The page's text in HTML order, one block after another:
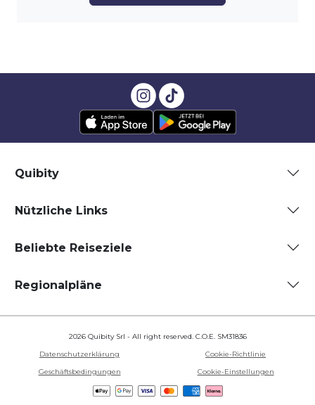
Quibity
Nützliche Links
Beliebte Reiseziele
Regionalpläne
2026 Quibity Srl - All right reserved. C.O.E. SM31836
Datenschutzerklärung
Cookie-Richtlinie
Geschäftsbedingungen
Cookie-Einstellungen